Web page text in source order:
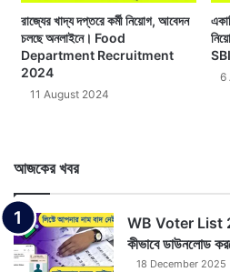
রাজ্যের খাদ্য দপ্তরে কর্মী নিয়োগ, আবেদন
চলছে অনলাইনে। Food
Department Recruitment
2024
11 August 2024
6
আজকের খবর
WB Voter List
কীভাবে ডাউনলোড
18 December 2025